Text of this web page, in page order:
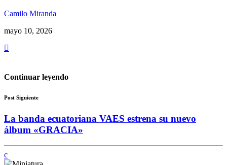
Camilo Miranda
mayo 10, 2026
Continuar leyendo
Post Siguiente
La banda ecuatoriana VAES estrena su nuevo
álbum «GRACIA»